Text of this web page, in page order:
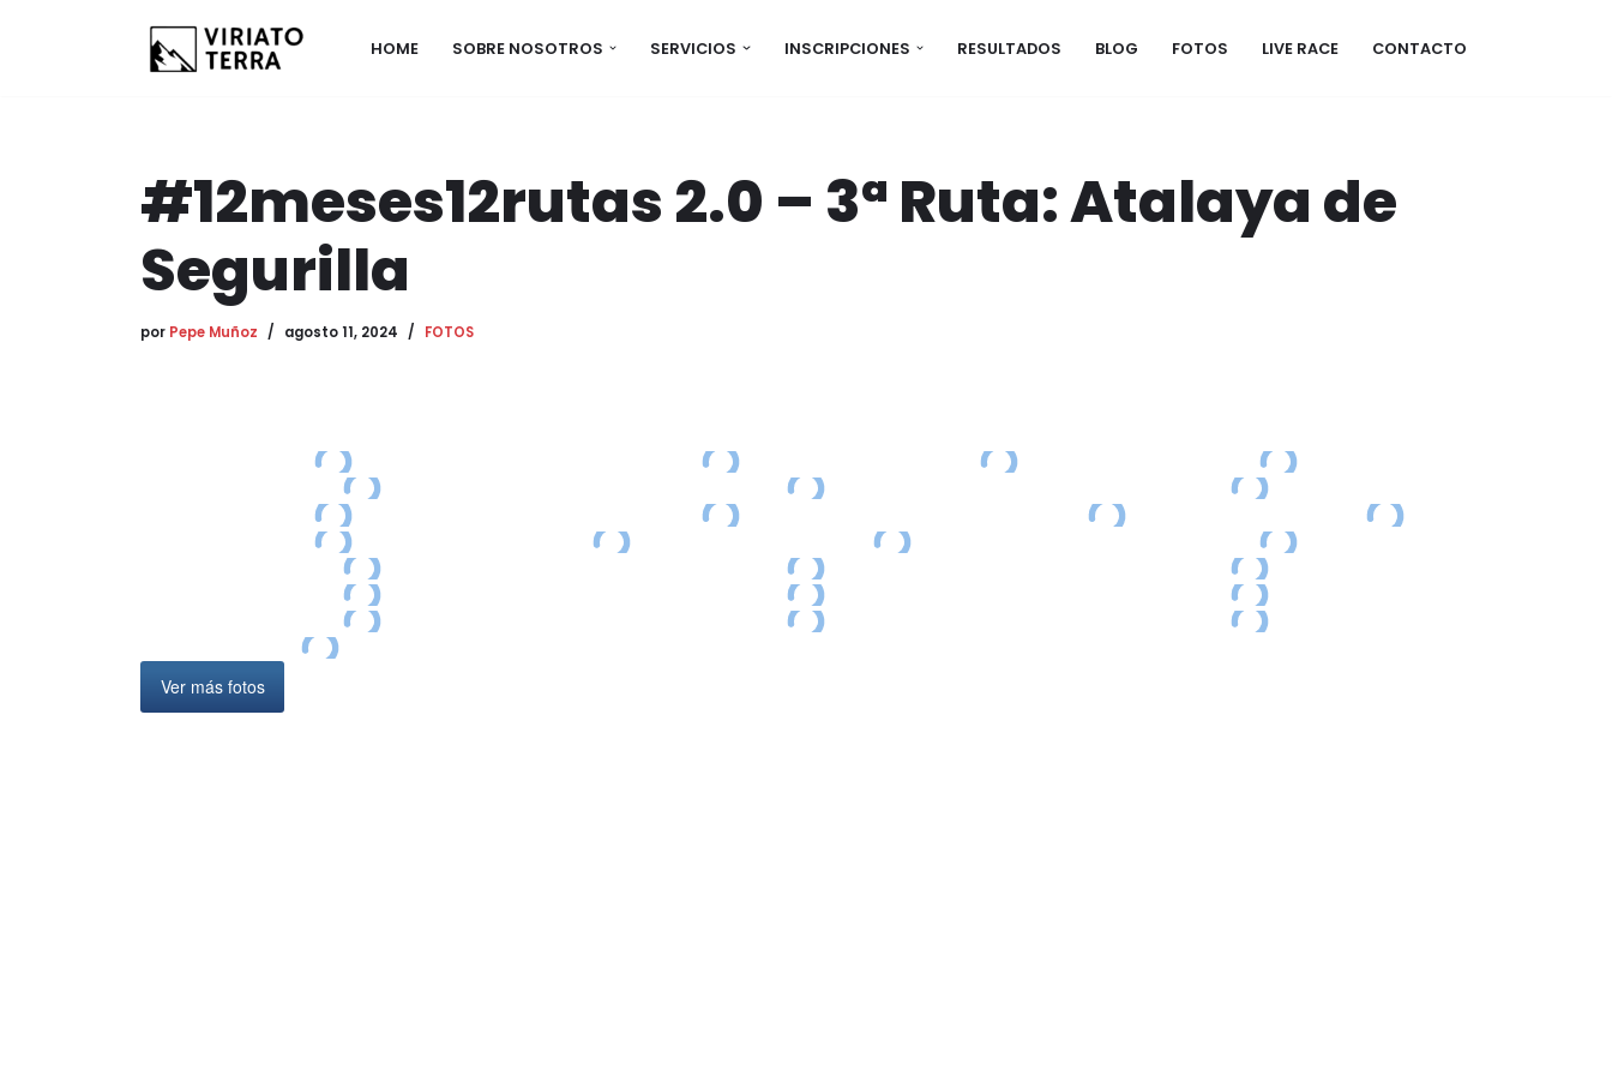
HOME SOBRE NOSOTROS SERVICIOS INSCRIPCIONES RESULTADOS BLOG FOTOS LIVE RACE CONTACTO
#12meses12rutas 2.0 – 3ª Ruta: Atalaya de
Segurilla
por Pepe Muñoz agosto 11, 2024 FOTOS
Ver más fotos